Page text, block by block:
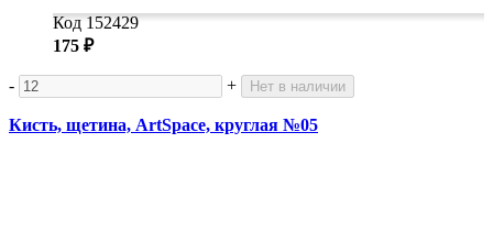
Код 152429
175 ₽
- + Нет в наличии
Кисть, щетина, ArtSpace, круглая №05